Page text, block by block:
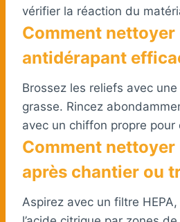
vérifier la réaction du
Comment nettoyer
antidérapant
Brossez les reliefs avec
grasse. Rincez
avec un chiffon propre
Comment nettoyer
après chantier ou
Aspirez avec un filtre